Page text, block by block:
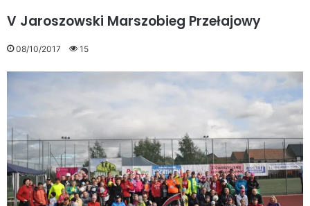
V Jaroszowski Marszobieg Przełajowy
08/10/2017 15